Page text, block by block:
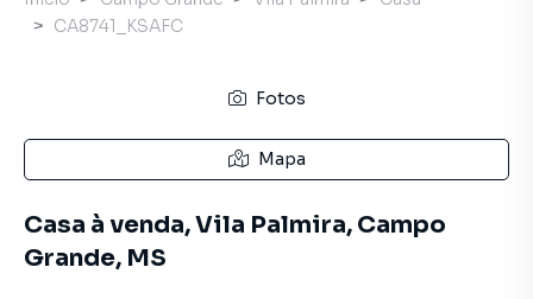
CA8741_KSAFC
Fotos
Mapa
Casa à venda, Vila Palmira, Campo
Grande, MS